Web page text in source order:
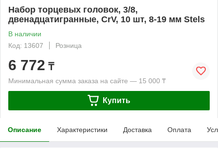
Набор торцевых головок, 3/8,
двенадцатигранные, CrV, 10 шт, 8-19 мм Stels
В наличии
Код: 13607
Розница
6 772 ₸
Минимальная сумма заказа на сайте — 15 000 ₸
Купить
Описание Характеристики Доставка Оплата